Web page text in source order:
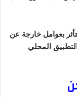
بعوامل خارجة عن
المحلي